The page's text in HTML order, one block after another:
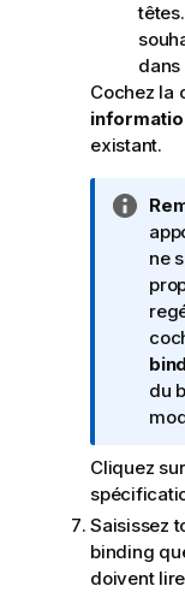
dans
Cochez la
existant.
N
o
t
e
I
n
f
o
r
a
t
i
o
n
ne
du
Cliquez sur
Saisissez
binding
doivent